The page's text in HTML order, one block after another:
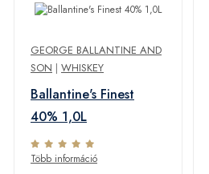
GEORGE BALLANTINE AND
SON | WHISKEY
Ballantine's Finest
40% 1,0L
Több információ